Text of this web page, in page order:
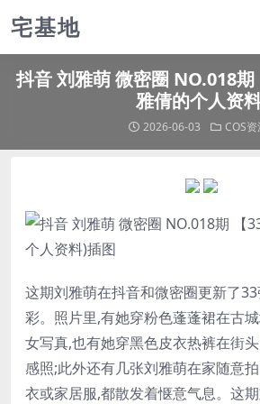
宅基地
抖音 刘雅萌 微密圈 NO.018
雅倩的个人资
2026-06-03 COS
这期刘雅萌在抖音和微密圈更新了
彩。照片里,有她穿粉色蓬蓬裙在古
女写真,也有她穿黑色皮衣热裤在街
感照;此外还有几张刘雅萌在家随意
衣或家居服,都散发着惬意气息。这期